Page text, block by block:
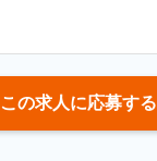
この求人に応募する